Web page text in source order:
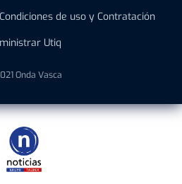
Condiciones de uso y Contratación
Utiq
Onda Vasca